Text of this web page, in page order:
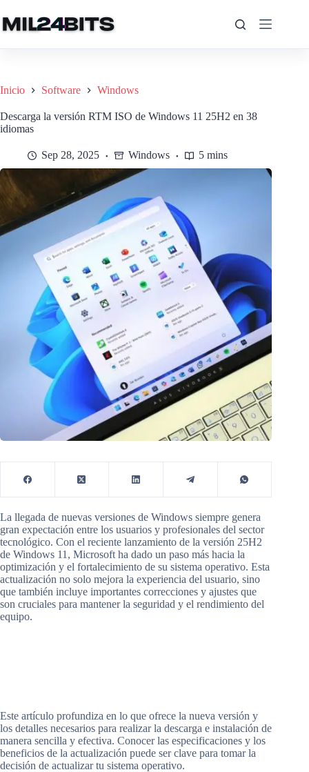
al
contenido
Inicio Software Windows
Descarga la versión RTM ISO de Windows 11 25H2 en 38
idiomas
Sep 28, 2025 Windows 5 mins
La llegada de nuevas versiones de Windows siempre genera
gran expectación entre los usuarios y profesionales del sector
tecnológico. Con el reciente lanzamiento de la versión 25H2
de Windows 11, Microsoft ha dado un paso más hacia la
optimización y el fortalecimiento de su sistema operativo. Esta
actualización no solo mejora la experiencia del usuario, sino
que también incluye importantes correcciones y ajustes que
son cruciales para mantener la seguridad y el rendimiento del
equipo.
Este artículo profundiza en lo que ofrece la nueva versión y
los detalles necesarios para realizar la descarga e instalación de
manera sencilla y efectiva. Conocer las especificaciones y los
beneficios de la actualización puede ser clave para tomar la
decisión de actualizar tu sistema operativo.